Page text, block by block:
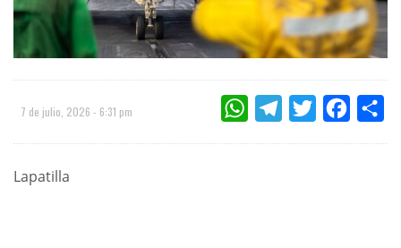
7 de julio, 2026 - 6:31 pm WHATSAPPTELEGRAMTWITTER
Lapatilla